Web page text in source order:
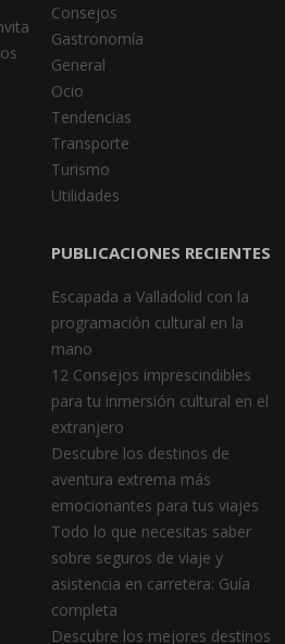
Consejos
Gastronomía
General
Ocio
Tendencias
Transporte
Turismo
Utilidades
PUBLICACIONES RECIENTES
Escapada a Valladolid con la
programación cultural en la
mano
12 Consejos imprescindibles
para tu inmersión cultural en el
extranjero
Descubre los destinos de
aventura extrema más
emocionantes para tus viajes
Todo lo que necesitas saber
sobre seguros de viaje y
asistencia en carretera: Guía
completa
Descubre los mejores destinos